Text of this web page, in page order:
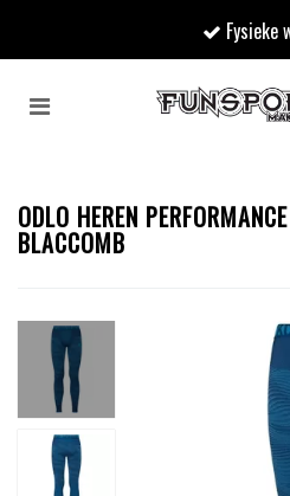
Fysieke
Toggle
Uw
Vul hem met
ODLO HEREN
BLACCOMB